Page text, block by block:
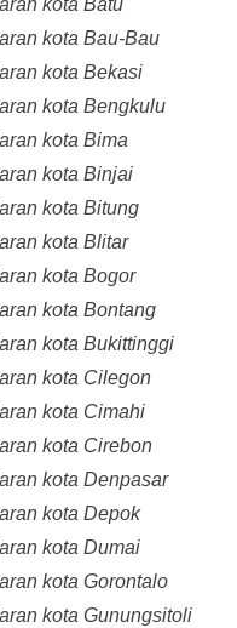
kota Batu
kota Bau-Bau
kota Bekasi
kota Bengkulu
kota Bima
kota Binjai
kota Bitung
kota Blitar
kota Bogor
kota Bontang
kota Bukittinggi
kota Cilegon
kota Cimahi
kota Cirebon
kota Denpasar
kota Depok
kota Dumai
kota Gorontalo
kota Gunungsitoli